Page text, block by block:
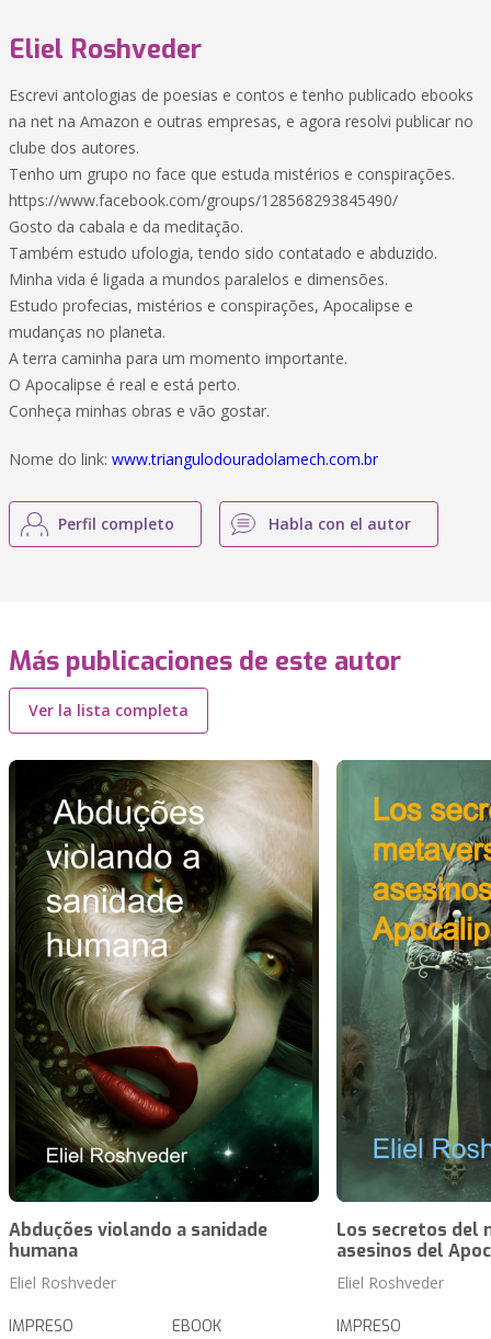
Eliel Roshveder
Escrevi antologias de poesias e contos e tenho publicado ebooks
na net na Amazon e outras empresas, e agora resolvi publicar no
clube dos autores.
Tenho um grupo no face que estuda mistérios e conspirações.
https://www.facebook.com/groups/128568293845490/
Gosto da cabala e da meditação.
Também estudo ufologia, tendo sido contatado e abduzido.
Minha vida é ligada a mundos paralelos e dimensões.
Estudo profecias, mistérios e conspirações, Apocalipse e
mudanças no planeta.
A terra caminha para um momento importante.
O Apocalipse é real e está perto.
Conheça minhas obras e vão gostar.
Nome do link: www.triangulodouradolamech.com.br
Perfil completo Habla con el autor
Más publicaciones de este autor
Ver la lista completa
Abduções violando a sanidade
humana
Eliel Roshveder
IMPRESO EBOOK
Los secretos del
asesinos del
Eliel Roshveder
IMPRESO